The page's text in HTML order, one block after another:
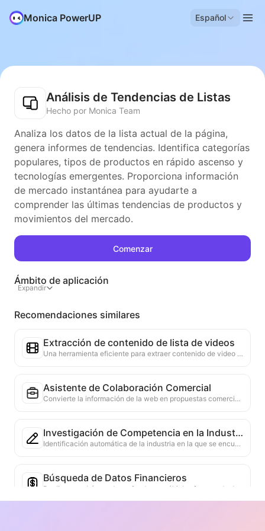
Monica PowerUP Español
Análisis de Tendencias de Listas
Hecho por Monica Team
Analiza los datos de la lista actual de la página,
genera informes de tendencias. Identifica categorías
populares, tipos de productos en rápido ascenso y
tecnologías emergentes. Proporciona información
de mercado instantánea para ayudarte a
comprender las últimas tendencias de productos y
movimientos del mercado.
Comenzar
Ámbito de aplicación
Expandir
Recomendaciones similares
Extracción de contenido de lista de videos
Una herramienta eficiente para extraer contenido de video de páginas web, capaz de escanear rápidamente las páginas y organizar la información del video en una tabla Markdown estructurada.
Asistente de Colaboración Comercial
Convierte la información de la web en propuestas comerciales personalizadas, mensajes privados de colaboración, proporciona plantillas listas para usar y guías de seguimiento, simplificando el proceso de colaboración.
Investigación de Competencia en la Industria
Identificación automática de la industria en la que se encuentra la empresa y sus principales competidores, basada en el contenido de la web. Generación de un informe detallado de análisis de la competencia, que incluye participación de mercado, comparación de productos y análisis FODA, ayudando a comprender la posición de la empresa en la industria.
Búsqueda de Datos Financieros